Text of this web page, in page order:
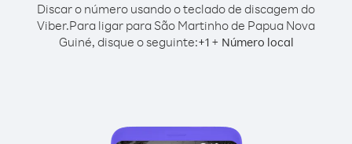
Discar o número usando o teclado de discagem do
Viber.Para ligar para São Martinho de Papua Nova
Guiné, disque o seguinte:+1+ Número local